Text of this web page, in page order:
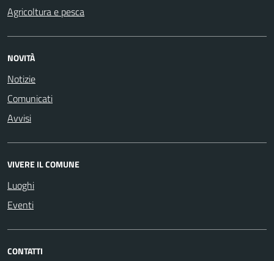
Agricoltura e pesca
NOVITÀ
Notizie
Comunicati
Avvisi
VIVERE IL COMUNE
Luoghi
Eventi
CONTATTI